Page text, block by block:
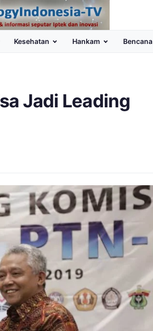
Kesehatan Hankam Bencana
Jadi Leading